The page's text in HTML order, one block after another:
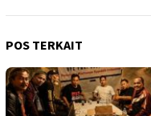
POS TERKAIT